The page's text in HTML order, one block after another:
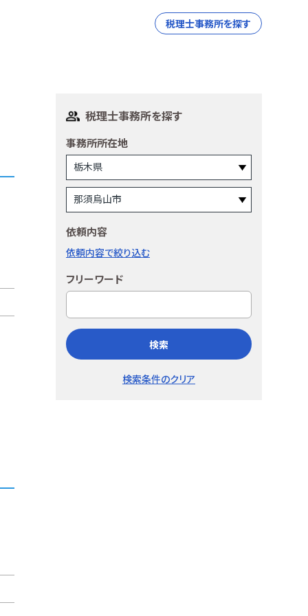
税理士事務所を探す
税理士事務所を探す
事務所所在地
依頼内容
依頼内容で絞り込む
フリーワード
検索
検索条件のクリア